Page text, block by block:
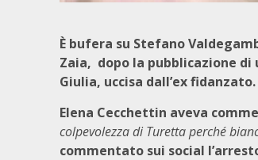
È bufera su Stefano
Zaia, dopo la pubblicazione di
Giulia, uccisa dall’ex fidanzato.
Elena Cecchettin aveva
colpevolezza di Turetta perché
commentato sui social